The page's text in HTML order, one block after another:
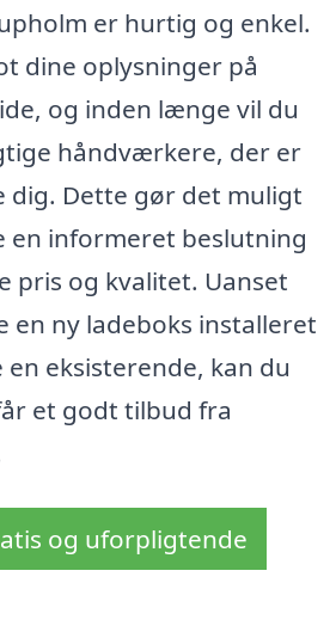
er hurtig og enkel.
dine oplysninger på
og inden længe vil du
håndværkere, der er
dig. Dette gør det muligt
informeret beslutning
pris og kvalitet. Uanset
en ny ladeboks installeret
eksisterende, kan du
et godt tilbud fra
og uforpligtende